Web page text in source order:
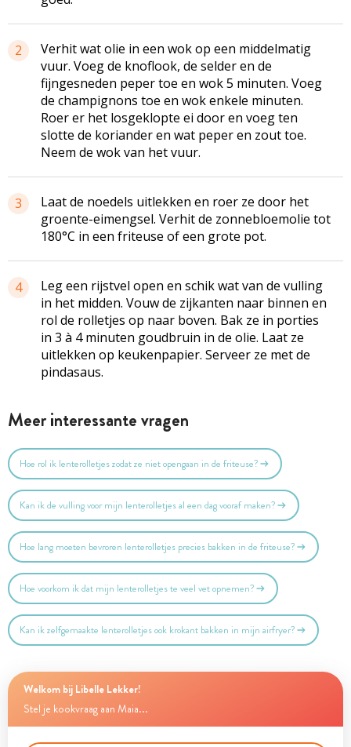
2
Verhit wat olie in een wok op een middelmatig
vuur. Voeg de knoflook, de selder en de
fijngesneden peper toe en wok 5 minuten. Voeg
de champignons toe en wok enkele minuten.
Roer er het losgeklopte ei door en voeg ten
slotte de koriander en wat peper en zout toe.
Neem de wok van het vuur.
3
Laat de noedels uitlekken en roer ze door het
groente-eimengsel. Verhit de zonnebloemolie tot
180°C in een friteuse of een grote pot.
4
Leg een rijstvel open en schik wat van de vulling
in het midden. Vouw de zijkanten naar binnen en
rol de rolletjes op naar boven. Bak ze in porties
in 3 à 4 minuten goudbruin in de olie. Laat ze
uitlekken op keukenpapier. Serveer ze met de
pindasaus.
Meer interessante vragen
Hoe rol ik lenterolletjes zodat ze niet opengaan in de friteuse?
Kan ik de vulling voor mijn lenterolletjes al een dag vooraf maken?
Hoe lang moeten bevroren lenterolletjes precies bakken in de friteuse?
Hoe voorkom ik dat mijn lenterolletjes te veel vet opnemen?
Kan ik zelfgemaakte lenterolletjes ook krokant bakken in mijn airfryer?
Welkom bij Libelle Lekker!
Stel je kookvraag aan Maia...